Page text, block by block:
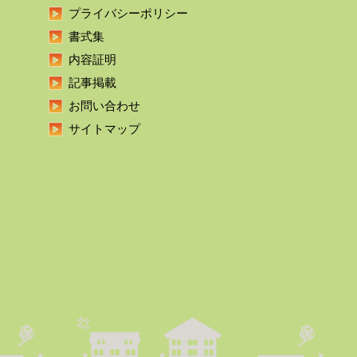
プライバシーポリシー
書式集
内容証明
記事掲載
お問い合わせ
サイトマップ